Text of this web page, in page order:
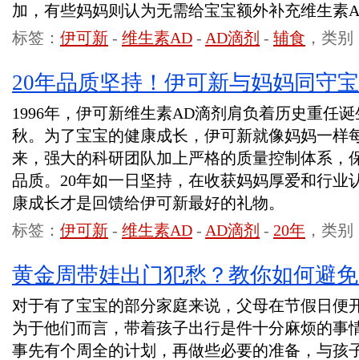
加，有些妈妈则认为无需给宝宝额外补充维生素
标签： 伊可新 - 维生素AD - AD滴剂 - 辅食 ，类
20年品质坚持！伊可新与妈妈同守
1996年，伊可新维生素AD滴剂肩负着历史重任
秋。为了宝宝的健康成长，伊可新就像妈妈一样
来，强大的科研团队加上严格的质量控制体系，
品质。20年如一日坚持，在收获妈妈厚爱和行业
康成长才是回馈给伊可新最好的礼物。
标签： 伊可新 - 维生素AD - AD滴剂 - 20年 ，类
黄金周带娃出门犯愁？教你如何避
对于有了宝宝的部分家庭来说，父母在节假日便
为于他们而言，带着孩子出行是件十分麻烦的事
事先有个周全的计划，再做些必要的准备，与孩